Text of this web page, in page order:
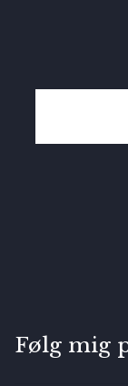
Følg mig